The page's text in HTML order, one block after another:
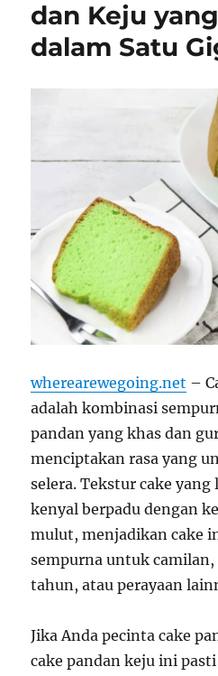
dan Keju
dalam Satu
wherearewegoing.net –
adalah kombinasi
pandan yang khas dan
menciptakan rasa yang
selera. Tekstur cake
kenyal berpadu dengan
mulut, menjadikan cake
sempurna untuk
tahun, atau perayaan
Jika Anda pecinta cake
cake pandan keju ini